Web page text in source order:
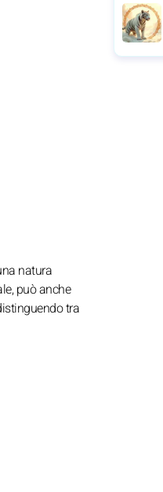
natura
può anche
tra